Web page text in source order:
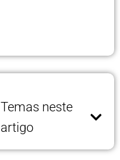
Temas neste
artigo